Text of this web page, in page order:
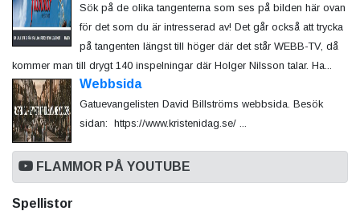
Sök på de olika tangenterna som ses på bilden här ovan
för det som du är intresserad av! Det går också att trycka
på tangenten längst till höger där det står WEBB-TV, då
kommer man till drygt 140 inspelningar där Holger Nilsson talar. Ha...
Webbsida
Gatuevangelisten David Billströms webbsida. Besök
sidan: https://www.kristenidag.se/ ...
FLAMMOR PÅ YOUTUBE
Spellistor